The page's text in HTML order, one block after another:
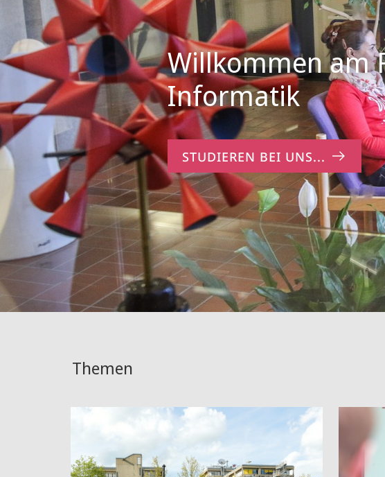
Willkommen am
Informatik
STUDIEREN BEI UNS...
Themen